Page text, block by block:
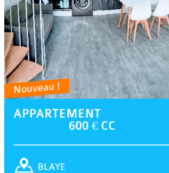
Nouveau !
APPARTEMENT
600 € CC
BLAYE